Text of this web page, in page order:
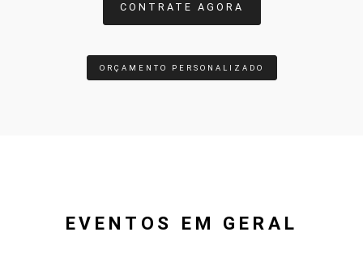
CONTRATE AGORA
ORÇAMENTO PERSONALIZADO
EVENTOS EM GERAL